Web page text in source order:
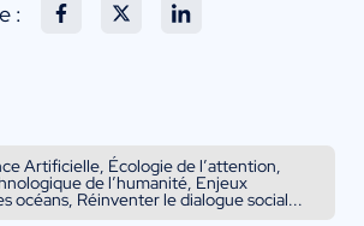
:
Artificielle, Écologie de l’attention,
de l’humanité, Enjeux
océans, Réinventer le dialogue social...